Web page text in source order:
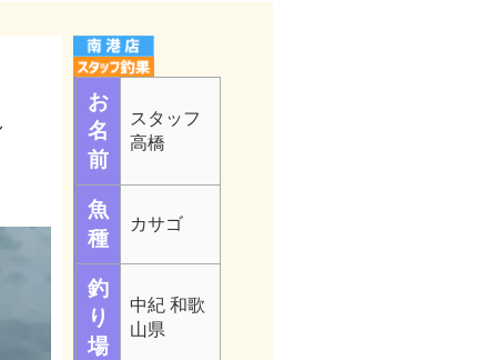
お
名
前
スタッフ
高橋
魚
種
カサゴ
釣
り
場
中紀 和歌
山県